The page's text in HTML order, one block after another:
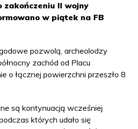
zakończeniu II wojny
w piątek na FB
pozwolą, archeolodzy
zachód od Placu
o łącznej powierzchni przeszło 8
są kontynuacją wcześniej
których udało się